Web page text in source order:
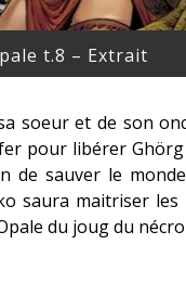
t.8 – Extrait
soeur et de son
pour libérer
sauver le
saura maitriser les
du joug du